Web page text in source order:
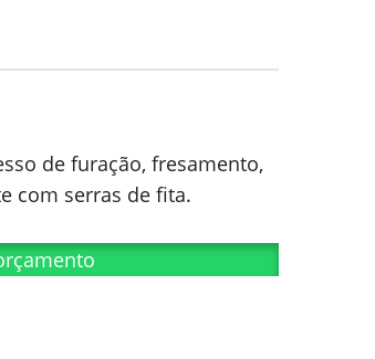
de furação, fresamento,
com serras de fita.